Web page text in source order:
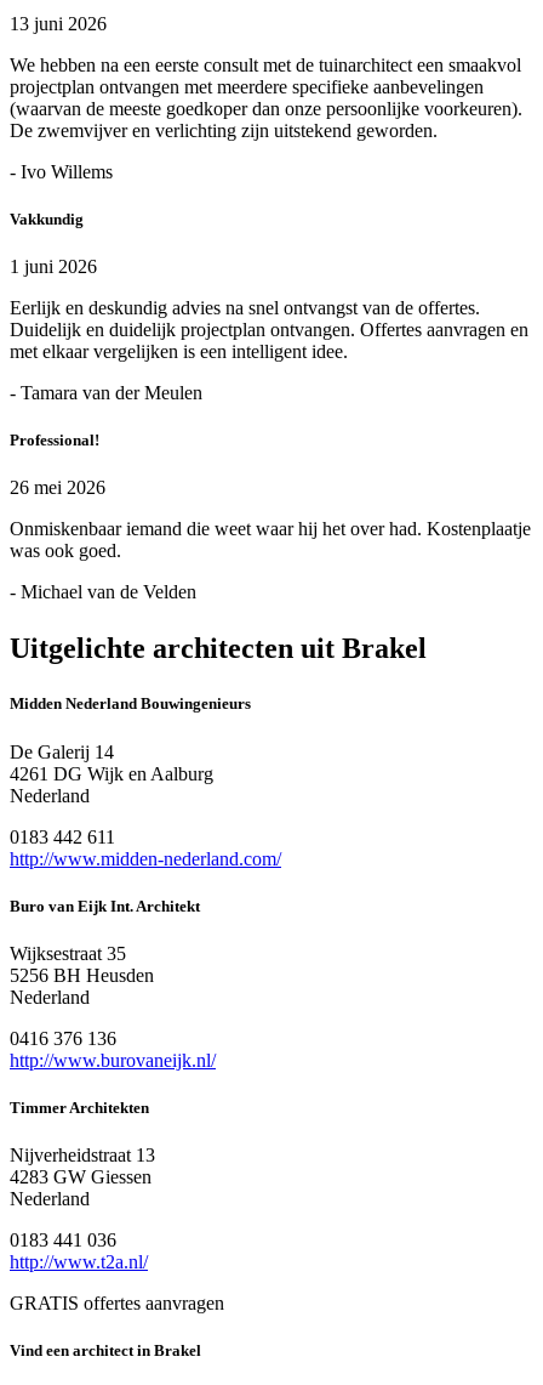
13 juni 2026
We hebben na een eerste consult met de tuinarchitect een smaakvol
projectplan ontvangen met meerdere specifieke aanbevelingen
(waarvan de meeste goedkoper dan onze persoonlijke voorkeuren).
De zwemvijver en verlichting zijn uitstekend geworden.
- Ivo Willems
Vakkundig
1 juni 2026
Eerlijk en deskundig advies na snel ontvangst van de offertes.
Duidelijk en duidelijk projectplan ontvangen. Offertes aanvragen en
met elkaar vergelijken is een intelligent idee.
- Tamara van der Meulen
Professional!
26 mei 2026
Onmiskenbaar iemand die weet waar hij het over had. Kostenplaatje
was ook goed.
- Michael van de Velden
Uitgelichte architecten uit Brakel
Midden Nederland Bouwingenieurs
De Galerij 14
4261 DG Wijk en Aalburg
Nederland
0183 442 611
http://www.midden-nederland.com/
Buro van Eijk Int. Architekt
Wijksestraat 35
5256 BH Heusden
Nederland
0416 376 136
http://www.burovaneijk.nl/
Timmer Architekten
Nijverheidstraat 13
4283 GW Giessen
Nederland
0183 441 036
http://www.t2a.nl/
GRATIS offertes aanvragen
Vind een architect in Brakel